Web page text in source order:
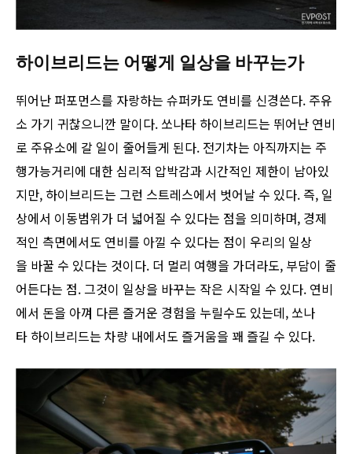
하이브리드는 어떻게 일상을 바꾸는가
뛰어난 퍼포먼스를 자랑하는 슈퍼카도 연비를 신경쓴다. 주유
소 가기 귀찮으니깐 말이다. 쏘나타 하이브리드는 뛰어난 연비
로 주유소에 갈 일이 줄어들게 된다. 전기차는 아직까지는 주
행가능거리에 대한 심리적 압박감과 시간적인 제한이 남아있
지만, 하이브리드는 그런 스트레스에서 벗어날 수 있다. 즉, 일
상에서 이동범위가 더 넓어질 수 있다는 점을 의미하며, 경제
적인 측면에서도 연비를 아낄 수 있다는 점이 우리의 일상
을 바꿀 수 있다는 것이다. 더 멀리 여행을 가더라도, 부담이 줄
어든다는 점. 그것이 일상을 바꾸는 작은 시작일 수 있다. 연비
에서 돈을 아껴 다른 즐거운 경험을 누릴수도 있는데, 쏘나
타 하이브리드는 차량 내에서도 즐거움을 꽤 즐길 수 있다.